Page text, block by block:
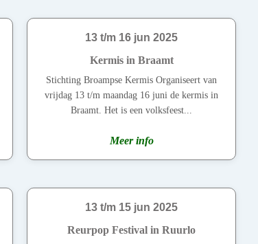
13 t/m 16 jun 2025
Kermis in Braamt
Stichting Broampse Kermis Organiseert van
vrijdag 13 t/m maandag 16 juni de kermis in
Braamt. Het is een volksfeest...
Meer info
13 t/m 15 jun 2025
Reurpop Festival in Ruurlo